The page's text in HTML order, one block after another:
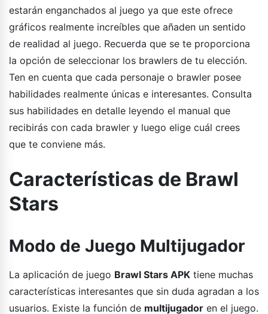
estarán enganchados al juego ya que este ofrece
gráficos realmente increíbles que añaden un sentido
de realidad al juego. Recuerda que se te proporciona
la opción de seleccionar los brawlers de tu elección.
Ten en cuenta que cada personaje o brawler posee
habilidades realmente únicas e interesantes. Consulta
sus habilidades en detalle leyendo el manual que
recibirás con cada brawler y luego elige cuál crees
que te conviene más.
Características de Brawl
Stars
Modo de Juego Multijugador
La aplicación de juego Brawl Stars APK tiene muchas
características interesantes que sin duda agradan a los
usuarios. Existe la función de multijugador en el juego.